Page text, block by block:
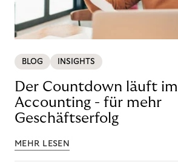
BLOG INSIGHTS
Der Countdown läuft im
Accounting - für mehr
Geschäftserfolg
MEHR LESEN